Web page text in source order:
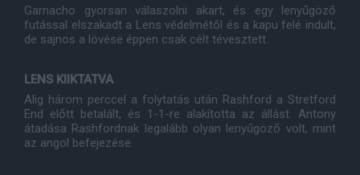
Garnacho gyorsan válaszolni akart, és egy lenyűgöző
futással elszakadt a Lens védelmétől és a kapu felé indult,
de sajnos a lövése éppen csak célt tévesztett.
LENS KIIKTATVA
Alig három perccel a folytatás után Rashford a Stretford
End előtt betalált, és 1-1-re alakította az állást. Antony
átadása Rashfordnak legalább olyan lenyűgöző volt, mint
az angol befejezése.